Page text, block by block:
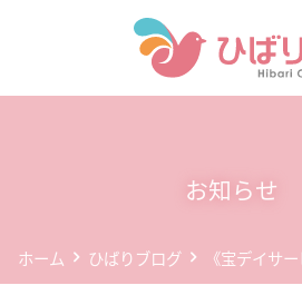
デイサービス(通所介護)
企業情報
お知らせ
ホーム ひばりブログ 《宝デイサ